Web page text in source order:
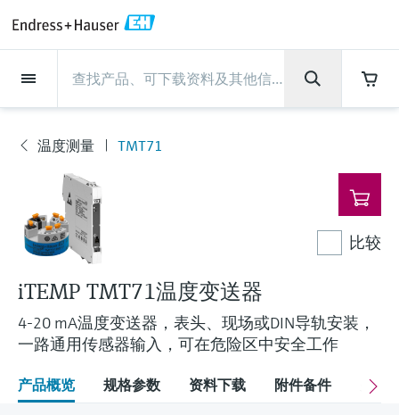
现场仪表
流量
物位测量
液体分析
温度测量
压力测量
系统产品
流量
电磁流量计
科里奥利质量流量计
超声波流量计
涡街流量计
热式质量流量计
Differential pressure flow
物位测量
雷达物位测量
Vibronic point level detection
导波雷达物位测量
超声波物位测量
电容物位测量
静压液位测量
液体分析
pH电极和变送器
电导率传感器和变送器
浊度传感器和变送器
氯传感器和变送器
溶解氧传感器和变送器
实验室检测仪表和便携式pH计
温度测量
温度变送器
工业温度计
保护套管
高温型温度计
卫生型温度计
紧凑型温度计
压力测量
绝压和表压测量
差压测量
选购全部
系统产品
数据管理仪&数据记录仪
过程测控仪
电源和安全栅
WirelessHART解决方案
网关和调制解调器
设备配置用平板电脑
光学分析
TDLAS和QF分析仪
拉曼光谱分析仪
排放监测解决方案
颗粒测量设备
数字分析仪解决方案
过程气体分析仪
Netilion IIoT
Netilion Value
Netilion Health
Netilion Analytics
Netilion Library
Netilion Inventory
Netilion Connect
服务产品
Project and commissioning services
技术支持服务
仪表维护
仪表性能优化服务
View all
Project and commissioning
services
仪表调试服务
Industrial Project Management
技术支持服务
远程技术支持
远程资产监控
Process Instrumentation Courses
仪表维护
验证服务
现场仪表校准服务
预防性维护服务
Repair of measuring instruments
仪表性能优化服务
校准报告分析
优化校准间隔时间
动态现场仪表评价和分析服务
行业应用
食品与饮料
水务和环境：保护 —— 节约 —— 提高
石油与天然气：促进能源转型，实
生命科学：创新技术助推卓越运营
支持
快速获取服务支持！
技术支持中心 —— Endress+Hauser提供全方
位服务，与您相伴前行
下载区
搜索和下载技术手册, 宣传资料, 出版物, 软
学习
学习中心 - 探索Endress+Hauser学习平台上
的指导课程与资源，随时随地提升技能。
公司
Endress+Hauser集团
生产中心
集团实力
客户案例
新闻与案例
活动和培训
Endress+Hauser集团
公司概况
Endress+Hauser在中国
恩德斯豪斯科技中国
财务业绩
集团管理层
发展历程
生产中心
物位和压力测量
Endress+Hauser流量
Endress+Hauser 液体分析
温度+系统产品
Endress+Hauser 数字解决方案
Endress+Hauser 光学分析
集团实力
过程安全性
网络安全性
过程自动化项目流程
My Endress+Hauser
建立电子采购流程，从容应对未来
新闻与案例
新闻与案例总览
所有文章
新闻稿
事实速览
媒体活动
活动和培训
培训
展览会
在线研讨会和回放
峰会
线下活动
您的Endress+Hauser职业生
涯
Explore open positions
在Endress+Hauser工作
更多工作机会
德国耶拿分析仪器公司的工作机会
IST创新传感器技术公司的工作机
会
表
温度测量 TMT71
iTEMP TMT71温度变送器
4-20 mA温度变送器，表头、现场或DIN导轨安装，
一路通用传感器输入，可在危险区中安全工作
比较
产品概览 规格参数 资料下载 附件备件 关联